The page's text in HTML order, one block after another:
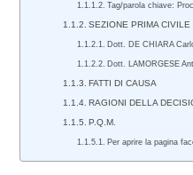
Tag/parola chiave:
SEZIONE PRIMA CIVILE
Dott. DE CHIARA
Dott. LAMORGESE
FATTI DI CAUSA
RAGIONI DELLA
P.Q.M.
Per aprire la pagina